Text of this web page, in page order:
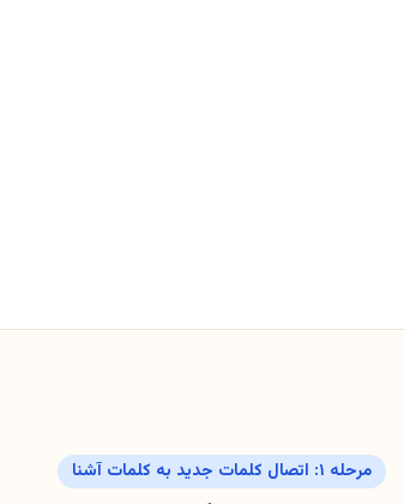
مرحله ۱: اتصال کلمات جدید به کلمات آشنا